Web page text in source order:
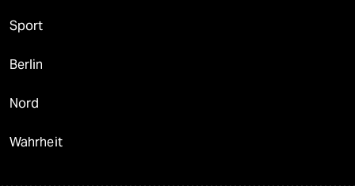
Sport
Berlin
Nord
Wahrheit